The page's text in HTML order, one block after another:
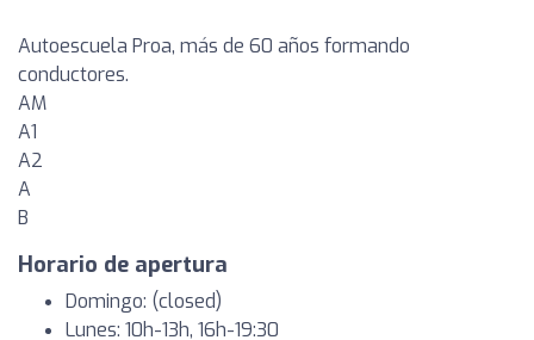
Autoescuela Proa, más de 60 años formando
conductores.
AM
A1
A2
A
B
Horario de apertura
Domingo: (closed)
Lunes: 10h-13h, 16h-19:30